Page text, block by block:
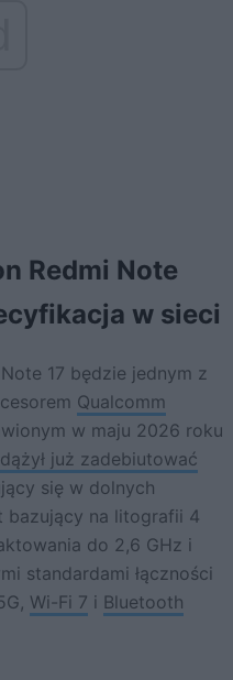
Redmi Note
w sieci
17 będzie jednym z
Qualcomm
w maju 2026 roku
już zadebiutować
się w dolnych
bazujący na litografii 4
do 2,6 GHz i
standardami łączności
Wi-Fi 7 i Bluetooth